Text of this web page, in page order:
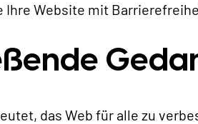
Ihre Website mit
das Web für alle zu